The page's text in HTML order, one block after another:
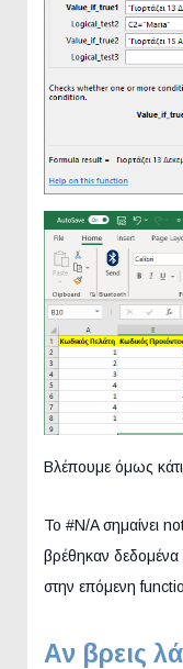
Βλέπουμε όμως κάτι
Το #N/A σημαίνει
βρέθηκαν δεδομένα
στην επόμενη
Αν βρεις